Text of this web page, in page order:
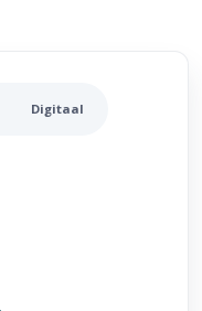
Nieuws
Digitaal